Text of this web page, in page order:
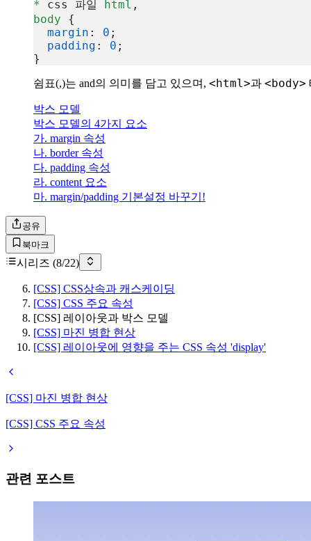
* css 파일 html ,
body {
  margin
: 0 ;
  padding
: 0 ;
}
쉼표(,)는 and의 의미를 담고 있으며, <html>과 <body>
박스 모델
박스 모델의 4가지 요소
가. margin 속성
나. border 속성
다. padding 속성
라. content 요소
마. margin/padding 기본설정 바꾸기!
공유
북마크
시리즈 (8/22)
[CSS] CSS상속과 캐스케이딩
[CSS] CSS 주요 속성
[CSS] 레이아웃과 박스 모델
[CSS] 마진 병합 현상
[CSS] 레이아웃에 영향을 주는 CSS 속성 'display'
[CSS] 마진 병합 현상
[CSS] CSS 주요 속성
관련 포스트